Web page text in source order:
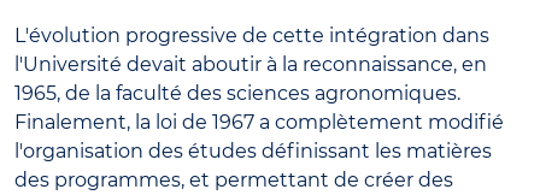
L'évolution progressive de cette intégration dans
l'Université devait aboutir à la reconnaissance, en
1965, de la faculté des sciences agronomiques.
Finalement, la loi de 1967 a complètement modifié
l'organisation des études définissant les matières
des programmes, et permettant de créer des